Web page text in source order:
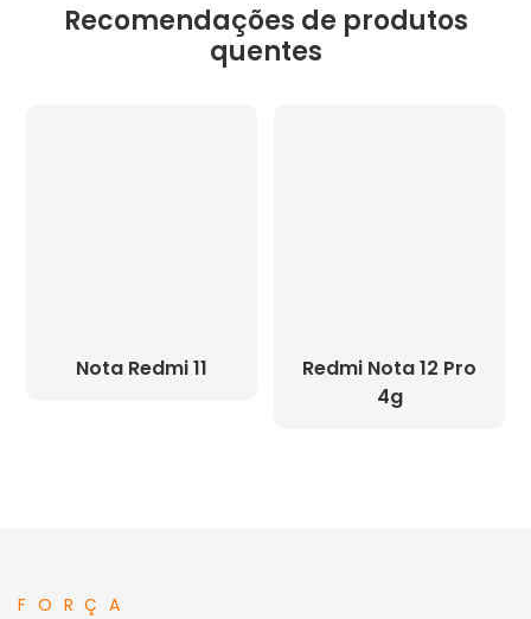
Recomendações de produtos
quentes
Nota Redmi 11
Redmi Nota 12 Pro
4g
FORÇA